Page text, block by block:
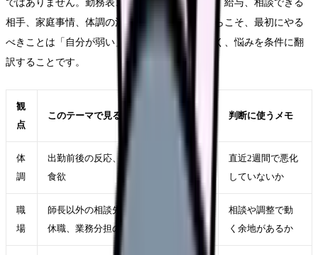
ではありません。勤務表、教育体制、人員配置、給与、相談できる
相手、家庭事情、体調の波が重なります。だからこそ、最初にやる
べきことは「自分が弱い」と決めることではなく、悩みを条件に翻
訳することです。
観
点
このテーマで見ること 判断に使うメモ
体
調
出勤前後の反応、休日の回復、睡眠・
食欲
直近2週間で悪化
していないか
職
場
師長以外の相談先、異動、勤務調整、
休職、業務分担の見直しが使えるか
相談や調整で動
く余地があるか